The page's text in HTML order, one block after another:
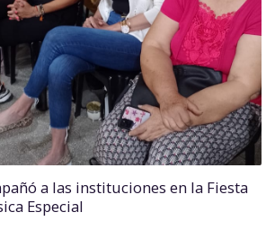
a las instituciones en la Fiesta
Especial